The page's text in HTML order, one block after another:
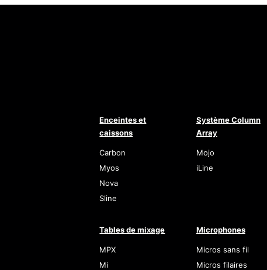
Enceintes et
caissons
Carbon
Myos
Nova
Sline
Système Column
Array
Mojo
iLine
Tables de mixage
MPX
Mi
Microphones
Micros sans fil
Micros filaires